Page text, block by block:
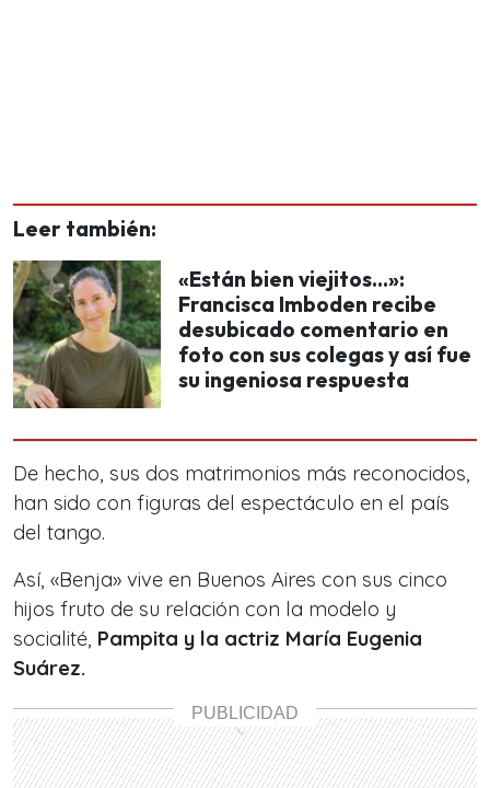
Leer también:
«Están bien viejitos…»:
Francisca Imboden recibe
desubicado comentario en
foto con sus colegas y así fue
su ingeniosa respuesta
De hecho, sus dos matrimonios más reconocidos,
han sido con figuras del espectáculo en el país
del tango.
Así, «Benja» vive en Buenos Aires con sus cinco
hijos fruto de su relación con la modelo y
socialité, Pampita y la actriz María Eugenia
Suárez.